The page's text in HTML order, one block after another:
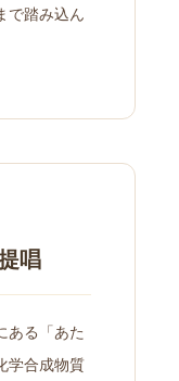
で踏み込ん
唱
ある「あた
学合成物質